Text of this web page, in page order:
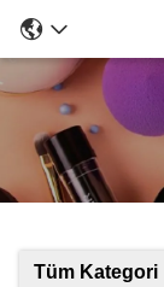
Tüm Kategori